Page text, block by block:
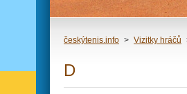
českýtenis.info > Vizitky hráčů
D